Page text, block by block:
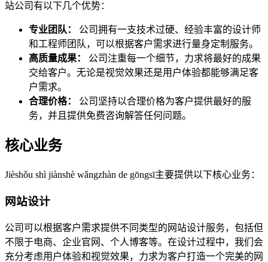
站公司有以下几个优势：
专业团队：
公司拥有一支技术过硬、经验丰富的设计师
和工程师团队，可以根据客户需求进行量身定制服务。
高质量成果：
公司注重每一个细节，力求将最好的成果
交给客户。无论是视觉效果还是用户体验都能够满足客
户需求。
合理价格：
公司坚持以合理价格为客户提供最好的服
务，并且提供免费咨询解答任何问题。
核心业务
Jièshǒu shì jiànshè wǎngzhàn de gōngsī主要提供以下核心业务：
网站设计
公司可以根据客户需求提供不同类型的网站设计服务，包括但
不限于电商、企业官网、个人博客等。在设计过程中，我们会
充分考虑用户体验和视觉效果，力求为客户打造一个完美的网